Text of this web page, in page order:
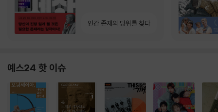
인간 존재의 당위를 찾다
예스24 핫 이슈